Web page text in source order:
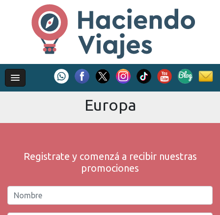
Europa
Registrate y comenzá a recibir nuestras
promociones